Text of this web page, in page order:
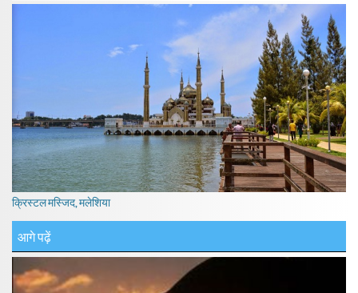
क्रिस्टल मस्जिद, मलेशिया
आगे पढ़ें